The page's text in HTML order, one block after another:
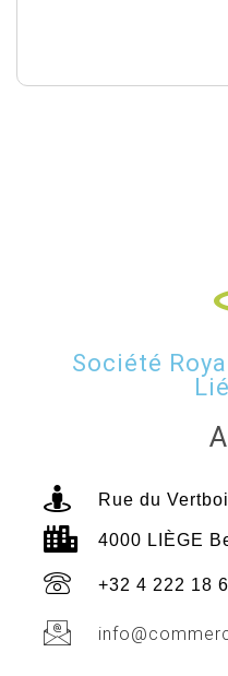
Société
Rue du
4000 LIÈGE
+32 4 222 18